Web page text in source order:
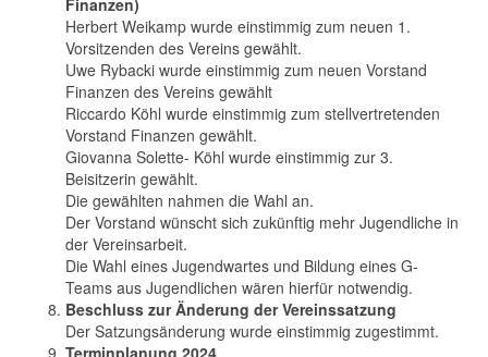
Finanzen)
Herbert Weikamp wurde einstimmig zum neuen 1.
Vorsitzenden des Vereins gewählt.
Uwe Rybacki wurde einstimmig zum neuen Vorstand
Finanzen des Vereins gewählt
Riccardo Köhl wurde einstimmig zum stellvertretenden
Vorstand Finanzen gewählt.
Giovanna Solette- Köhl wurde einstimmig zur 3.
Beisitzerin gewählt.
Die gewählten nahmen die Wahl an.
Der Vorstand wünscht sich zukünftig mehr Jugendliche in
der Vereinsarbeit.
Die Wahl eines Jugendwartes und Bildung eines G-
Teams aus Jugendlichen wären hierfür notwendig.
Beschluss zur Änderung der Vereinssatzung
Der Satzungsänderung wurde einstimmig zugestimmt.
Terminplanung 2024